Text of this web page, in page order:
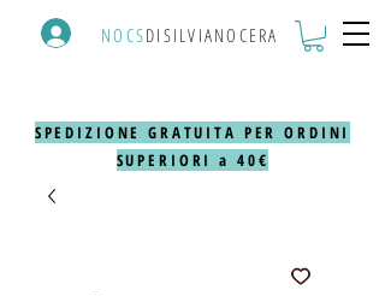
NOCSDISILVIANOCERA
SPEDIZIONE GRATUITA PER ORDINI
SUPERIORI a 40€